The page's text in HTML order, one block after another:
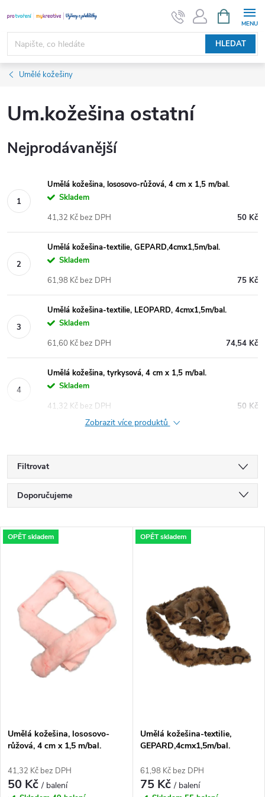
na
obsah
HLEDAT
NÁKUPNÍ
KOŠÍK
Umělé kožešiny
Um.kožešina ostatní
Nejprodávanější
Umělá kožešina, lososovo-růžová, 4 cm x 1,5 m/bal.
Skladem
50 Kč
41,32 Kč bez DPH
Umělá kožešina-textilie, GEPARD,4cmx1,5m/bal.
Skladem
75 Kč
61,98 Kč bez DPH
Umělá kožešina-textilie, LEOPARD, 4cmx1,5m/bal.
Skladem
74,54 Kč
61,60 Kč bez DPH
Umělá kožešina, tyrkysová, 4 cm x 1,5 m/bal.
Skladem
50 Kč
41,32 Kč bez DPH
Zobrazit více produktů
Filtrovat
Ř
a
n
o
d
Doporučujeme
Nejdražší
Abecedně
V
p
o
d
OPĚT skladem
Umělá kožešina, lososovo-
růžová, 4 cm x 1,5 m/bal.
41,32 Kč bez DPH
50 Kč/ balení
OPĚT skladem
Umělá kožešina-textilie,
GEPARD,4cmx1,5m/bal.
61,98 Kč bez DPH
75 Kč/ balení